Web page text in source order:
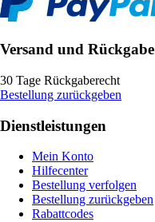
Versand und Rückgabe
30 Tage Rückgaberecht
Bestellung zurückgeben
Dienstleistungen
Mein Konto
Hilfecenter
Bestellung verfolgen
Bestellung zurückgeben
Rabattcodes